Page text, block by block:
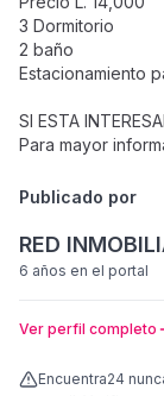
3 Dormitorio
2 baño
Estacionamiento
SI ESTA
Para mayor
Publicado por
RED
6 años en el portal
Ver perfil completo
Encuentra24